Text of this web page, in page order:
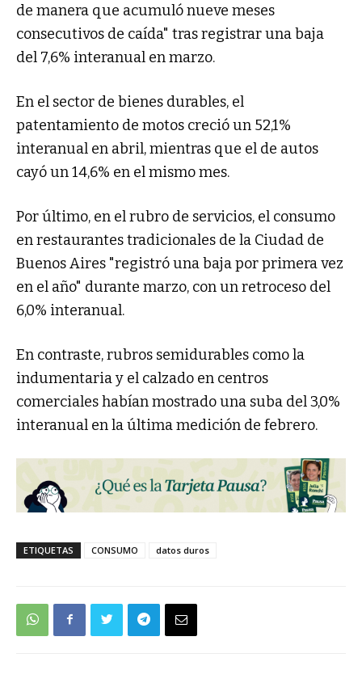
de manera que acumuló nueve meses
consecutivos de caída" tras registrar una baja
del 7,6% interanual en marzo.
En el sector de bienes durables, el
patentamiento de motos creció un 52,1%
interanual en abril, mientras que el de autos
cayó un 14,6% en el mismo mes.
Por último, en el rubro de servicios, el consumo
en restaurantes tradicionales de la Ciudad de
Buenos Aires "registró una baja por primera vez
en el año" durante marzo, con un retroceso del
6,0% interanual.
En contraste, rubros semidurables como la
indumentaria y el calzado en centros
comerciales habían mostrado una suba del 3,0%
interanual en la última medición de febrero.
ETIQUETAS CONSUMO datos duros